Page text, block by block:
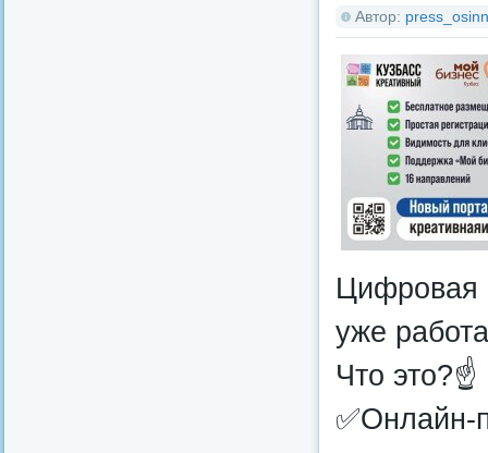
Автор:
Цифровая
уже
Что это?☝
✅Онлайн-